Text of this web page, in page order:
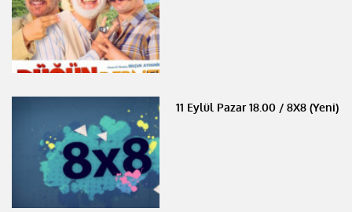
11 Eylül Pazar 18.00 / 8X8 (Yeni)